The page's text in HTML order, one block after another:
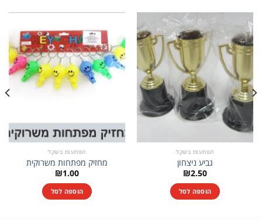
הפתעות בשקל
גביע ניצחון
₪2.50
הוספה לסל
הפתעות בשקל
מחזיק מפתחות משרוקית
₪1.00
הוספה לסל